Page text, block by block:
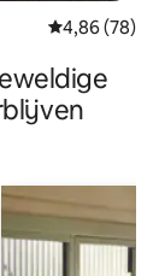
Gemiddelde
4,86 (78)